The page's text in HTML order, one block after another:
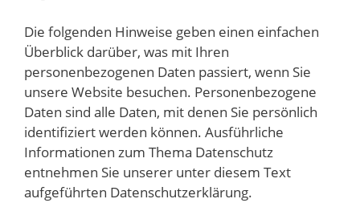
Die folgenden Hinweise geben einen einfachen
Überblick darüber, was mit Ihren
personenbezogenen Daten passiert, wenn Sie
unsere Website besuchen. Personenbezogene
Daten sind alle Daten, mit denen Sie persönlich
identifiziert werden können. Ausführliche
Informationen zum Thema Datenschutz
entnehmen Sie unserer unter diesem Text
aufgeführten Datenschutzerklärung.